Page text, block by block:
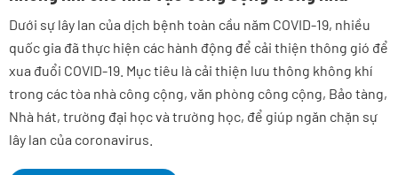
Dưới sự lây lan của dịch bệnh toàn cầu năm COVID-19, nhiều
quốc gia đã thực hiện các hành động để cải thiện thông gió để
xua đuổi COVID-19. Mục tiêu là cải thiện lưu thông không khí
trong các tòa nhà công cộng, văn phòng công cộng, Bảo tàng,
Nhà hát, trường đại học và trường học, để giúp ngăn chặn sự
lây lan của coronavirus.